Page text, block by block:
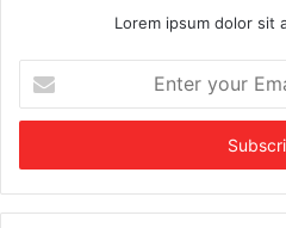
Lorem ipsum dolor sit
your
Email